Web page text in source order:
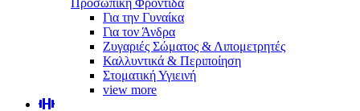
Προσωπική Φροντίδα
Για την Γυναίκα
Για τον Άνδρα
Ζυγαριές Σώματος & Λιπομετρητές
Καλλυντικά & Περιποίηση
Στοματική Υγιεινή
view more